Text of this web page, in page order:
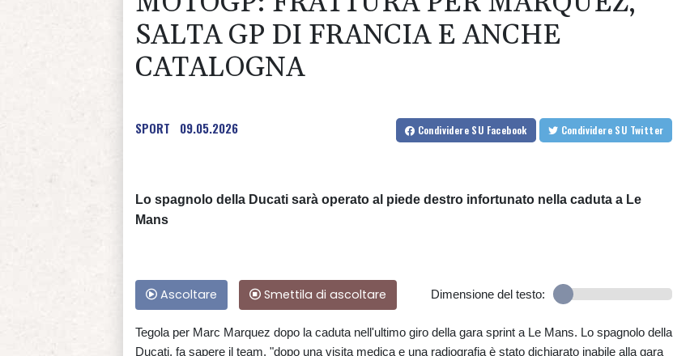
SALTA GP DI FRANCIA E ANCHE
CATALOGNA
SPORT 09.05.2026 Condividere SU Facebook Condividere SU Twitter
Lo spagnolo della Ducati sarà operato al piede destro infortunato nella caduta a Le
Mans
Ascoltare Smettila di ascoltare Dimensione del testo:
Tegola per Marc Marquez dopo la caduta nell'ultimo giro della gara sprint a Le Mans. Lo spagnolo della
Ducati, fa sapere il team, "dopo una visita medica e una radiografia è stato dichiarato inabile alla gara